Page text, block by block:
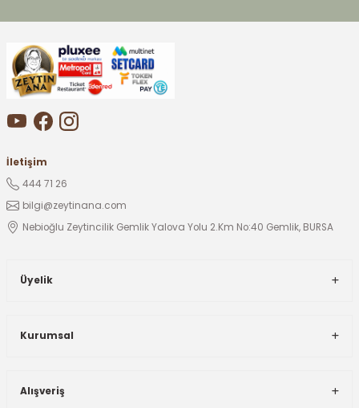
İletişim
444 71 26
bilgi@zeytinana.com
Nebioğlu Zeytincilik Gemlik Yalova Yolu 2.Km No:40 Gemlik, BURSA
Üyelik
Kurumsal
Alışveriş